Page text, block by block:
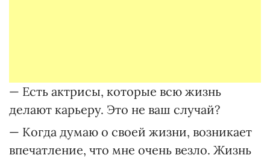
— Есть актрисы, которые всю жизнь
делают карьеру. Это не ваш случай?
— Когда думаю о своей жизни, возникает
впечатление, что мне очень везло. Жизнь